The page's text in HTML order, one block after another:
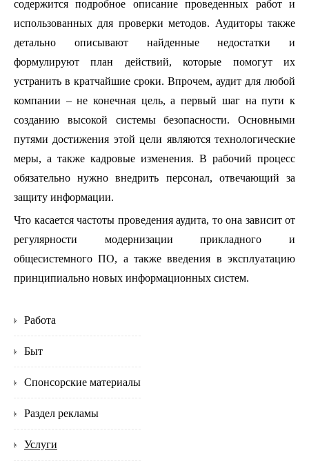
содержится подробное описание проведенных работ и
использованных для проверки методов. Аудиторы также
детально описывают найденные недостатки и
формулируют план действий, которые помогут их
устранить в кратчайшие сроки. Впрочем, аудит для любой
компании – не конечная цель, а первый шаг на пути к
созданию высокой системы безопасности. Основными
путями достижения этой цели являются технологические
меры, а также кадровые изменения. В рабочий процесс
обязательно нужно внедрить персонал, отвечающий за
защиту информации.
Что касается частоты проведения аудита, то она зависит от
регулярности модернизации прикладного и
общесистемного ПО, а также введения в эксплуатацию
принципиально новых информационных систем.
Работа
Быт
Спонсорские материалы
Раздел рекламы
Услуги